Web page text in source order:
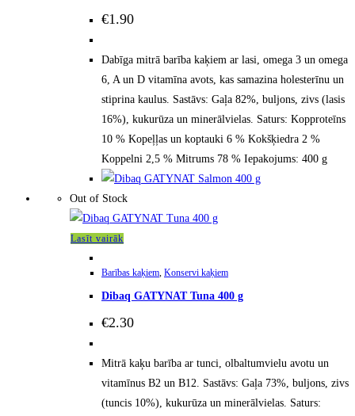
€1.90
Dabīga mitrā barība kaķiem ar lasi, omega 3 un omega
6, A un D vitamīna avots, kas samazina holesterīnu un
stiprina kaulus. Sastāvs: Gaļa 82%, buljons, zivs (lasis
16%), kukurūza un minerālvielas. Saturs: Kopproteīns
10 % Kopeļļas un koptauki 6 % Kokšķiedra 2 %
Koppelni 2,5 % Mitrums 78 % Iepakojums: 400 g
Out of Stock
Lasīt vairāk
Barības kaķiem Konservi kaķiem
Dibaq GATYNAT Tuna 400 g
€2.30
Mitrā kaķu barība ar tunci, olbaltumvielu avotu un
vitamīnus B2 un B12. Sastāvs: Gaļa 73%, buljons, zivs
(tuncis 10%), kukurūza un minerālvielas. Saturs: